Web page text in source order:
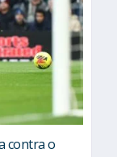
contra o